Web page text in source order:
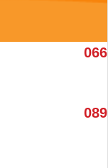
066
089